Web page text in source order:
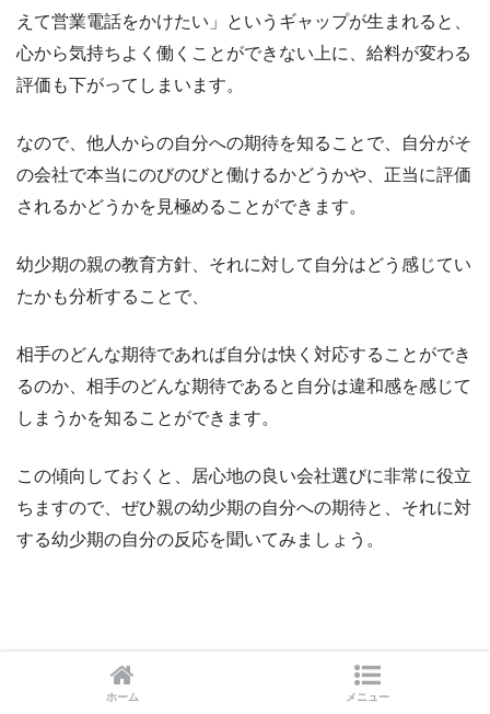
えて営業電話をかけたい」というギャップが生まれると、
心から気持ちよく働くことができない上に、給料が変わる
評価も下がってしまいます。
なので、他人からの自分への期待を知ることで、自分がそ
の会社で本当にのびのびと働けるかどうかや、正当に評価
されるかどうかを見極めることができます。
幼少期の親の教育方針、それに対して自分はどう感じてい
たかも分析することで、
相手のどんな期待であれば自分は快く対応することができ
るのか、相手のどんな期待であると自分は違和感を感じて
しまうかを知ることができます。
この傾向しておくと、居心地の良い会社選びに非常に役立
ちますので、ぜひ親の幼少期の自分への期待と、それに対
する幼少期の自分の反応を聞いてみましょう。
ホーム メニュー